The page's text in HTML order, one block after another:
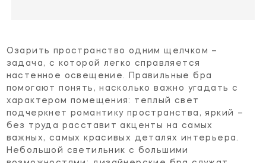
Озарить пространство одним щелчком –
задача, с которой легко справляется
настенное освещение. Правильные бра
помогают понять, насколько важно угадать с
характером помещения: теплый свет
подчеркнет романтику пространства, яркий –
без труда расставит акценты на самых
важных, самых красивых деталях интерьера.
Небольшой светильник с большими